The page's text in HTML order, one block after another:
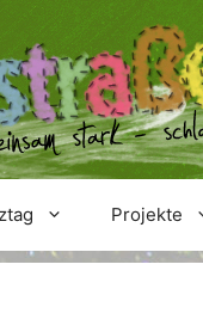
Projekte